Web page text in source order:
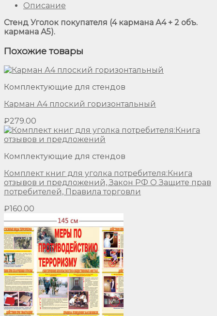
Описание
Стенд Уголок покупателя (4 кармана А4 + 2 объ.
кармана А5).
Похожие товары
Комплектующие для стендов
Карман А4 плоский горизонтальный
₽279.00
Комплектующие для стендов
Комплект книг для уголка потребителя:Книга
отзывов и предложений, Закон РФ О Защите прав
потребителей, Правила торговли
₽160.00